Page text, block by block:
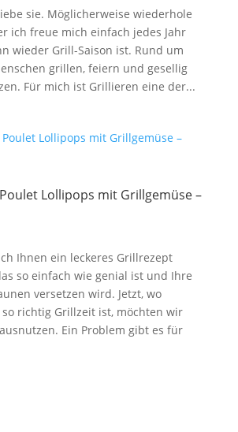
sie. Möglicherweise wiederhole
ich freue mich einfach jedes Jahr
wieder Grill-Saison ist. Rund um
grillen, feiern und gesellig
Für mich ist Grillieren eine der...
Lollipops mit Grillgemüse –
Ihnen ein leckeres Grillrezept
so einfach wie genial ist und Ihre
versetzen wird. Jetzt, wo
richtig Grillzeit ist, möchten wir
Ein Problem gibt es für